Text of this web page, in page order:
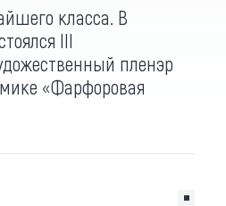
класса. В
III
пленэр
«Фарфоровая